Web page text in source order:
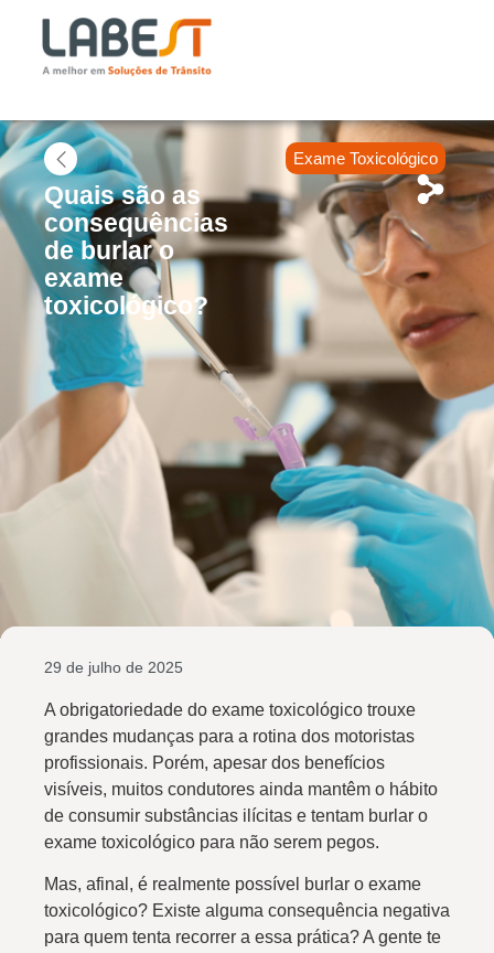
Quais são as
consequências
de burlar o
exame
toxicológico?
Exame Toxicológico
29 de julho de 2025
A obrigatoriedade do exame toxicológico trouxe
grandes mudanças para a rotina dos motoristas
profissionais. Porém, apesar dos benefícios
visíveis, muitos condutores ainda mantêm o hábito
de consumir substâncias ilícitas e tentam burlar o
exame toxicológico para não serem pegos.
Mas, afinal, é realmente possível burlar o exame
toxicológico? Existe alguma consequência negativa
para quem tenta recorrer a essa prática? A gente te